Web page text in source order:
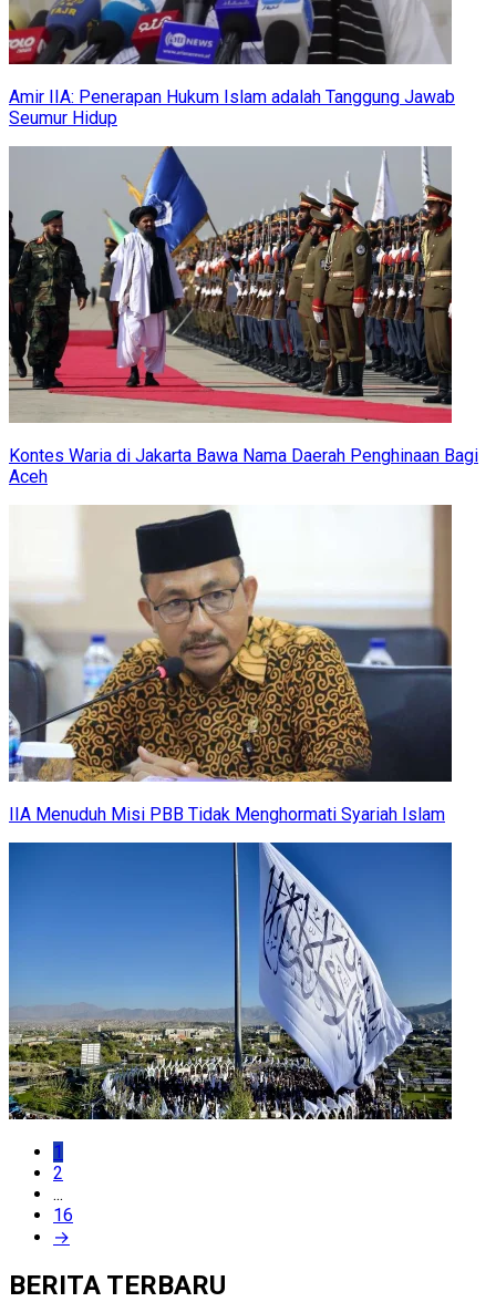
Amir IIA: Penerapan Hukum Islam adalah Tanggung Jawab
Seumur Hidup
Kontes Waria di Jakarta Bawa Nama Daerah Penghinaan Bagi
Aceh
IIA Menuduh Misi PBB Tidak Menghormati Syariah Islam
1
2
...
16
→
BERITA TERBARU